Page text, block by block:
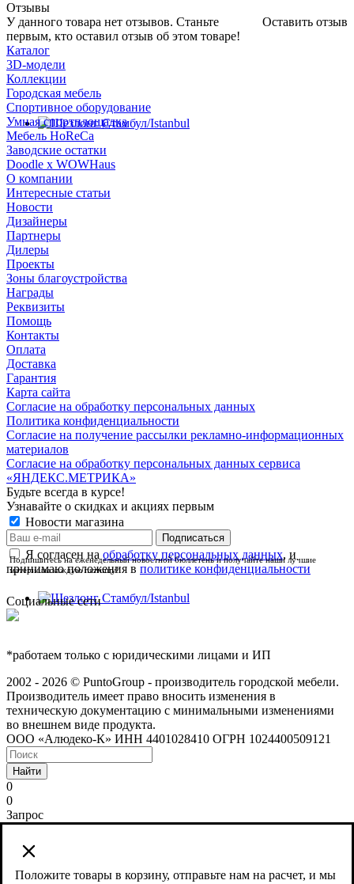
Отзывы
Оставить отзыв
У данного товара нет отзывов. Станьте
первым, кто оставил отзыв об этом товаре!
Каталог
3D-модели
Коллекции
Городская мебель
Спортивное оборудование
Умная спортплощадка
Мебель HoReCa
Заводские остатки
Doodle x WOWHaus
О компании
Интересные статьи
Новости
Дизайнеры
Партнеры
Дилеры
Проекты
Зоны благоустройства
Награды
Реквизиты
Помощь
Контакты
Оплата
Доставка
Гарантия
Карта сайта
Согласие на обработку персональных данных
Политика конфиденциальности
Согласие на получение рассылки рекламно-информационных
материалов
Согласие на обработку персональных данных сервиса
«ЯНДЕКС.МЕТРИКА»
Будьте всегда в курсе!
Узнавайте о скидках и акциях первым
Новости магазина
Я согласен на обработку персональных данных, и
принимаю положения в политике конфиденциальности
Подпишитесь на еженедельный новостной бюллетень и получайте наши лучшие
материалы каждую пятницу!
Социальные сети
*работаем только с юридическими лицами и ИП
2002 - 2026 © PuntoGroup - производитель городской мебели.
Производитель имеет право вносить изменения в
техническую документацию с минимальными изменениями
во внешнем виде продукта.
ООО «Алюдеко-К» ИНН 4401028410 ОГРН 1024400509121
Найти
0
0
Запрос
Положите товары в корзину, отправьте нам на расчет, и мы
Сайт использует cookies и сервис веб-аналитики Яндекс
Метрика, предоставляемый компанией ООО «ЯНДЕКС»,
119021, Россия, Москва, ул. Л. Толстого, 16.